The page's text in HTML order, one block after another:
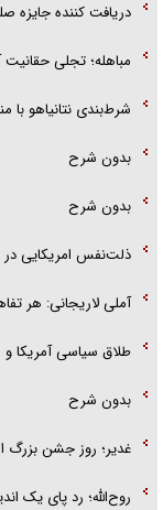
دریافت کننده جایزه
مباهله؛ تجلی حقانیت
شرط‌بندی نتانیاهو با
بدون شرح
بدون شرح
ذلت‌نفس امریکایی در
آملی لاریجانی: هر
طلاق سیاسی آمریکا و
بدون شرح
غدیر؛ روز جشن بزرگ
روح‌الله؛ رد پای یک